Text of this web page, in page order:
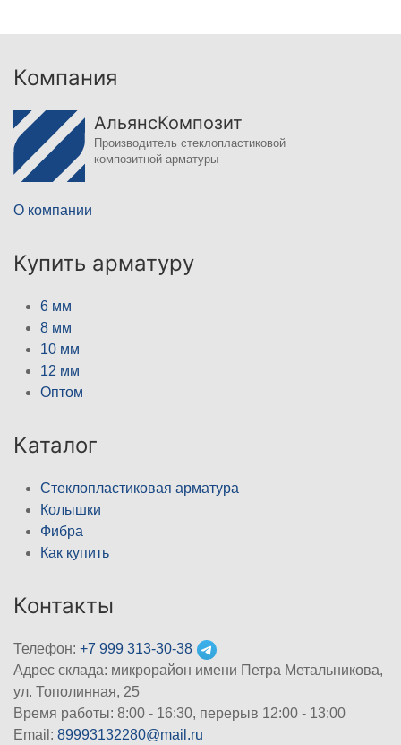
Компания
АльянсКомпозит
Производитель стеклопластиковой
композитной арматуры
О компании
Купить арматуру
6 мм
8 мм
10 мм
12 мм
Оптом
Каталог
Стеклопластиковая арматура
Колышки
Фибра
Как купить
Контакты
Телефон: +7 999 313-30-38
Адрес склада: микрорайон имени Петра Метальникова,
ул. Тополинная, 25
Время работы: 8:00 - 16:30, перерыв 12:00 - 13:00
Email: 89993132280@mail.ru